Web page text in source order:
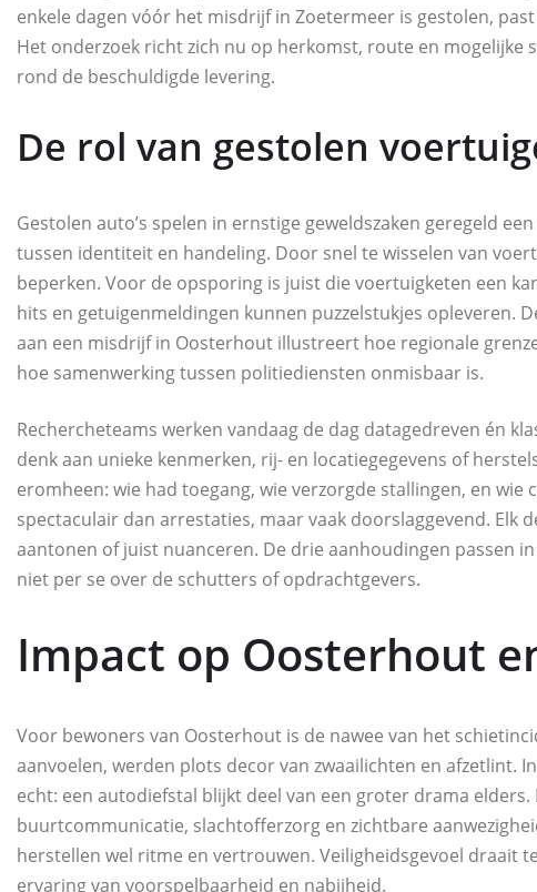
enkele dagen vóór het misdrijf in Zoetermeer is gestolen,
Het onderzoek richt zich nu op herkomst, route en mogelijke
rond de beschuldigde levering.
De rol van gestolen
Gestolen auto’s spelen in ernstige geweldszaken geregeld
tussen identiteit en handeling. Door snel te wisselen van
beperken. Voor de opsporing is juist die voertuigketen een
hits en getuigenmeldingen kunnen puzzelstukjes opleveren.
aan een misdrijf in Oosterhout illustreert hoe regionale
hoe samenwerking tussen politiediensten onmisbaar is.
Rechercheteams werken vandaag de dag datagedreven én
denk aan unieke kenmerken, rij‑ en locatiegegevens of
eromheen: wie had toegang, wie verzorgde stallingen, en
spectaculair dan arrestaties, maar vaak doorslaggevend. Elk
aantonen of juist nuanceren. De drie aanhoudingen passen
niet per se over de schutters of opdrachtgevers.
Impact op Oosterhout
Voor bewoners van Oosterhout is de nawee van het
aanvoelen, werden plots decor van zwaailichten en afzetlint.
echt: een autodiefstal blijkt deel van een groter drama
buurtcommunicatie, slachtofferzorg en zichtbare
herstellen wel ritme en vertrouwen. Veiligheidsgevoel draait
ervaring van voorspelbaarheid en nabijheid.